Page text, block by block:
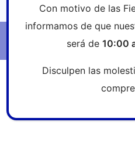
»El
Con motivo de las
informamos de que
será de 10:00
Disculpen las